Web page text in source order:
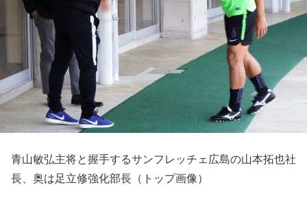
青山敏弘主将と握手するサンフレッチェ広島の山本拓也社
長、奥は足立修強化部長（トップ画像）